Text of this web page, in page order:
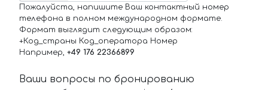
Пожалуйста, напишите Ваш контактный номер
телефона в полном международном формате.
Формат выглядит следующим образом:
+Код_страны Код_оператора Номер
Например, +49 176 22366899
Ваши вопросы по бронированию